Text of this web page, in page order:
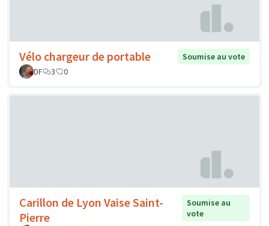
Vélo chargeur de portable
Soumise au vote
DF
3 0
Carillon de Lyon Vaise Saint-
Pierre
Soumise au
vote